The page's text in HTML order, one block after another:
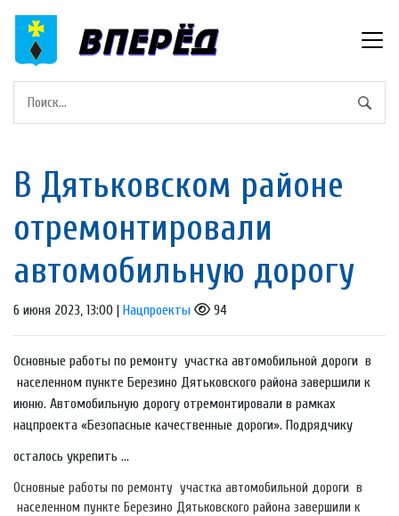
В Дятьковском районе
отремонтировали
автомобильную дорогу
6 июня 2023, 13:00 | Нацпроекты 94
Основные работы по ремонту участка автомобильной дороги в
населенном пункте Березино Дятьковского района завершили к
июню. Автомобильную дорогу отремонтировали в рамках
нацпроекта «Безопасные качественные дороги». Подрядчику
осталось укрепить ...
Основные работы по ремонту участка автомобильной дороги в
населенном пункте Березино Дятьковского района завершили к